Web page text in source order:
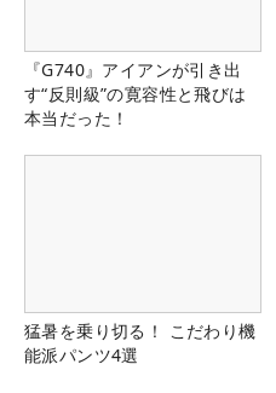
『G740』アイアンが引き出
す“反則級”の寛容性と飛びは
本当だった！
猛暑を乗り切る！ こだわり機
能派パンツ4選